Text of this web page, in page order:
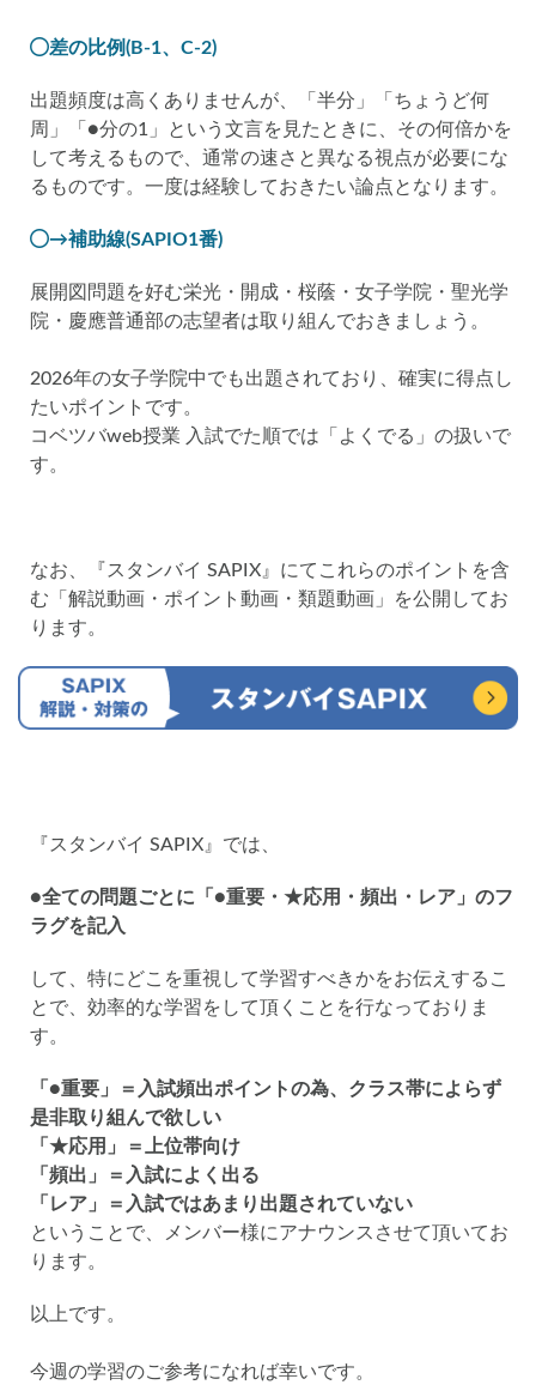
差の比例(B-1、C-2)
出題頻度は高くありませんが、「半分」「ちょうど何
周」「●分の1」という文言を見たときに、その何倍かを
して考えるもので、通常の速さと異なる視点が必要にな
るものです。一度は経験しておきたい論点となります。
→補助線(SAPIO1番)
展開図問題を好む栄光・開成・桜蔭・女子学院・聖光学
院・慶應普通部の志望者は取り組んでおきましょう。
2026年の女子学院中でも出題されており、確実に得点し
たいポイントです。
コベツバweb授業 入試でた順では「よくでる」の扱いで
す。
なお、『スタンバイ SAPIX』にてこれらのポイントを含
む「解説動画・ポイント動画・類題動画」を公開してお
ります。
『スタンバイ SAPIX』では、
●全ての問題ごとに「●重要・★応用・頻出・レア」のフ
ラグを記入
して、特にどこを重視して学習すべきかをお伝えするこ
とで、効率的な学習をして頂くことを行なっておりま
す。
「●重要」＝入試頻出ポイントの為、クラス帯によらず
是非取り組んで欲しい
「★応用」＝上位帯向け
「頻出」＝入試によく出る
「レア」＝入試ではあまり出題されていない
ということで、メンバー様にアナウンスさせて頂いてお
ります。
以上です。
今週の学習のご参考になれば幸いです。